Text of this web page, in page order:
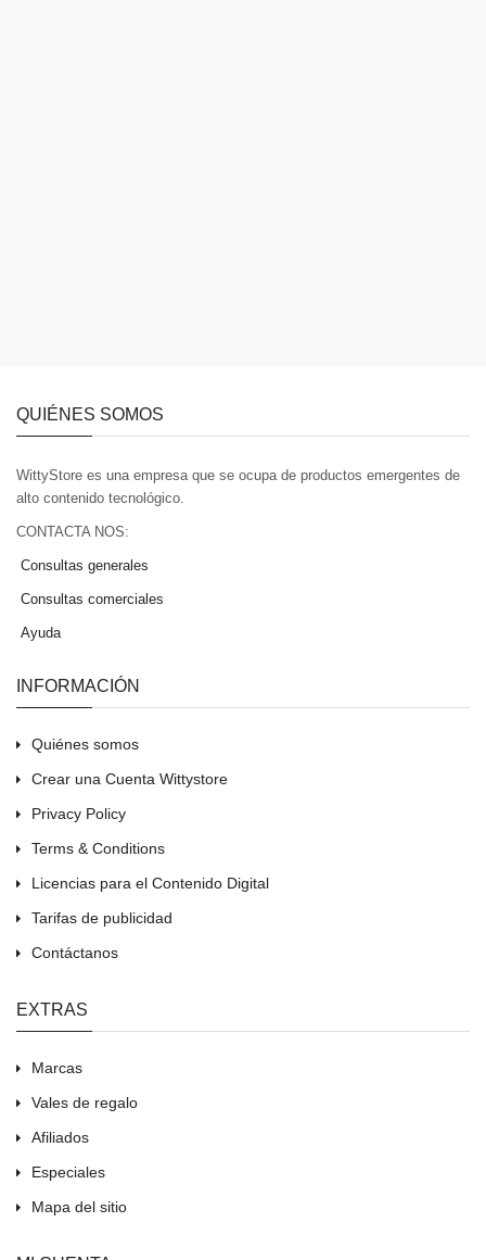
QUIÉNES SOMOS
WittyStore es una empresa que se ocupa de productos emergentes de
alto contenido tecnológico.
CONTACTA NOS:
Consultas generales
Consultas comerciales
Ayuda
INFORMACIÓN
Quiénes somos
Crear una Cuenta Wittystore
Privacy Policy
Terms & Conditions
Licencias para el Contenido Digital
Tarifas de publicidad
Contáctanos
EXTRAS
Marcas
Vales de regalo
Afiliados
Especiales
Mapa del sitio